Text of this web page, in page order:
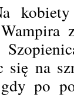
się na
po